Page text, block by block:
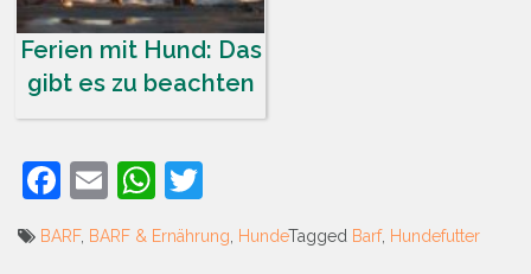
Ferien mit Hund: Das
gibt es zu beachten
Facebook
EmailWhatsApp
BARF, BARF & Ernährung HundeTagged Barf, Hundefutter